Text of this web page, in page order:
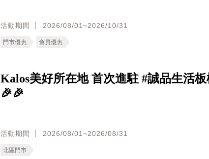
活動期間 2026/08/01~2026/10/31
門市優惠 會員優惠
Kalos美好所在地 首次進駐 #誠品生活板
🎉🎉
活動期間 2026/08/01~2026/08/31
北區門市